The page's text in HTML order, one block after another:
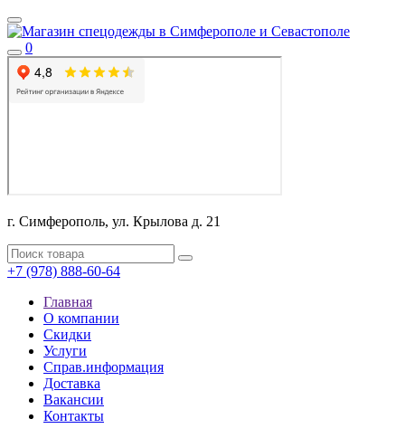
0
г. Симферополь, ул. Крылова д. 21
+7 (978) 888-60-64
Главная
О компании
Скидки
Услуги
Справ.информация
Доставка
Вакансии
Контакты